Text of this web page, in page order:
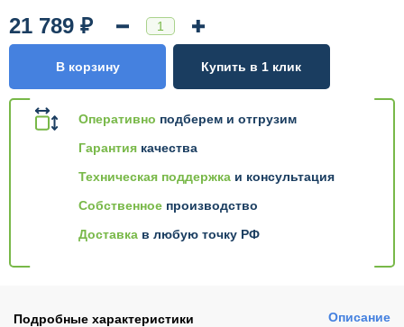
Оперативно подберем и отгрузим
Гарантия качества
Техническая поддержка и консультация
Собственное производство
Доставка в любую точку РФ
21 789 ₽
В корзину Купить в 1 клик
Подробные характеристики Описание